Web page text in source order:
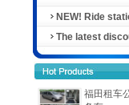
NEW! Ride
The latest
福田租车